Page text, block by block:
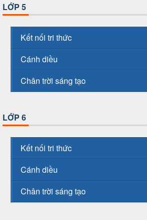
LỚP 5
Kết nối tri thức
Cánh diều
Chân trời sáng tạo
LỚP 6
Kết nối tri thức
Cánh diều
Chân trời sáng tạo